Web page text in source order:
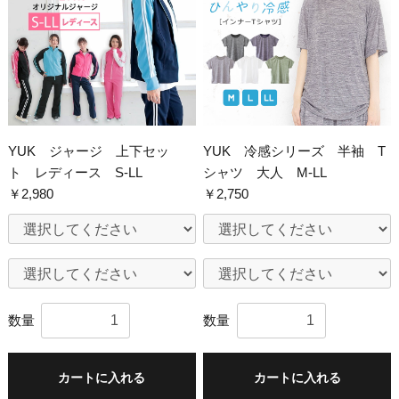
YUK ジャージ 上下セッ
ト レディース S-LL
￥2,980
数量
カートに入れる
YUK 冷感シリーズ 半袖 T
シャツ 大人 M-LL
￥2,750
数量
カートに入れる